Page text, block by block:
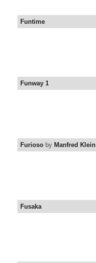
Funtime
Funway 1
Furioso by Manfred Klein
Fusaka